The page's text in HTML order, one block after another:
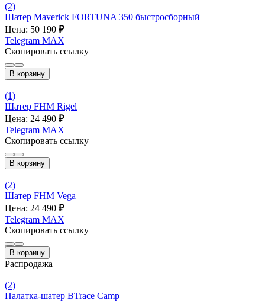
(2)
Шатер Maverick FORTUNA 350 быстросборный
Цена: 50 190 ₽
Telegram MAX
Скопировать ссылку
В корзину
(1)
Шатер FHM Rigel
Цена: 24 490 ₽
Telegram MAX
Скопировать ссылку
В корзину
(2)
Шатер FHM Vega
Цена: 24 490 ₽
Telegram MAX
Скопировать ссылку
В корзину
Распродажа
(2)
Палатка-шатер BTrace Camp